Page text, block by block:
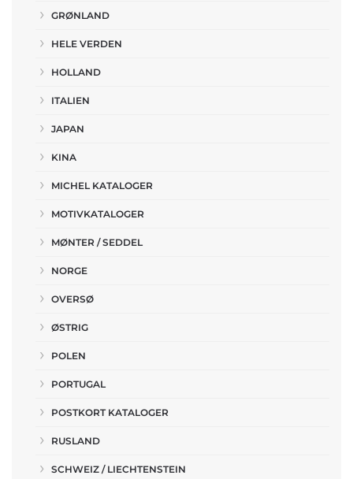
GRØNLAND
HELE VERDEN
HOLLAND
ITALIEN
JAPAN
KINA
MICHEL KATALOGER
MOTIVKATALOGER
MØNTER / SEDDEL
NORGE
OVERSØ
ØSTRIG
POLEN
PORTUGAL
POSTKORT KATALOGER
RUSLAND
SCHWEIZ / LIECHTENSTEIN